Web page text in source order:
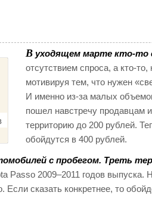
В уходящем марте кто-то
отсутствием спроса, а кто-
мотивируя тем, что нужен
И именно из-за малых
пошел навстречу продавцам
территорию до 200 рублей.
обойдутся в 400 рублей.
с пробегом. Треть
Passo 2009–2011 годов
сказать конкретнее, то